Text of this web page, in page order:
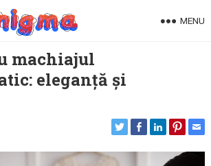
MENU
machiajul
eleganță și